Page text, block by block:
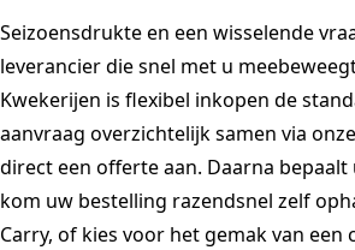
Seizoensdrukte en een wisselende
leverancier die snel met u
Kwekerijen is flexibel inkopen de
aanvraag overzichtelijk samen via
direct een offerte aan. Daarna bepaalt
kom uw bestelling razendsnel zelf
Carry, of kies voor het gemak van een